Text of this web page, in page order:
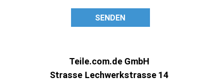
SENDEN
Teile.com.de GmbH
Strasse Lechwerkstrasse 14